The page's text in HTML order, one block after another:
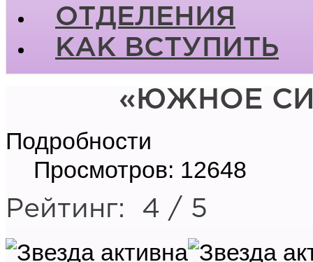
ОТДЕЛЕНИЯ
КАК ВСТУПИТЬ
«ЮЖНОЕ
Подробности
Просмотров: 12648
Рейтинг: 4 / 5